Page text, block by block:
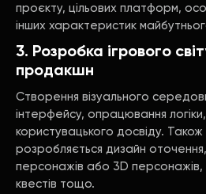
проєкту, цільових платформ,
інших характеристик
3. Розробка ігрового
продакшн
Створення візуального
інтерфейсу, опрацювання
користувацького досвіду. Також
розробляється дизайн
персонажів або 3D персонажів,
квестів тощо.